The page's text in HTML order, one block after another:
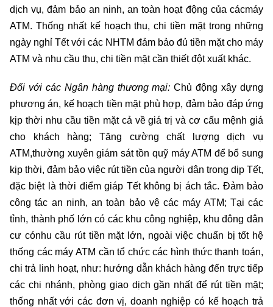
dịch vụ, đảm bảo an ninh, an toàn hoạt động của cácmáy
ATM. Thống nhất kế hoạch thu, chi tiền mặt trong những
ngày nghỉ Tết với các NHTM đảm bảo đủ tiền mặt cho máy
ATM và nhu cầu thu, chi tiền mặt cần thiết đột xuất khác.
Đối với các Ngân hàng thương mại:Chủ động xây dựng
phương án, kế hoạch tiền mặt phù hợp, đảm bảo đáp ứng
kịp thời nhu cầu tiền mặt cả về giá trị và cơ cấu mệnh giá
cho khách hàng; Tăng cường chất lượng dịch vụ
ATM,thường xuyên giám sát tồn quỹ máy ATM để bổ sung
kịp thời, đảm bảo việc rút tiền của người dân trong dịp Tết,
đặc biệt là thời điểm giáp Tết không bị ách tắc. Đảm bảo
công tác an ninh, an toàn bảo vệ các máy ATM; Tại các
tỉnh, thành phố lớn có các khu công nghiệp, khu đông dân
cư cónhu cầu rút tiền mặt lớn, ngoài việc chuẩn bị tốt hệ
thống các máy ATM cần tổ chức các hình thức thanh toán,
chi trả linh hoạt, như: hướng dẫn khách hàng đến trực tiếp
các chi nhánh, phòng giao dịch gần nhất để rút tiền mặt;
thống nhất với các đơn vị, doanh nghiệp có kế hoạch trả